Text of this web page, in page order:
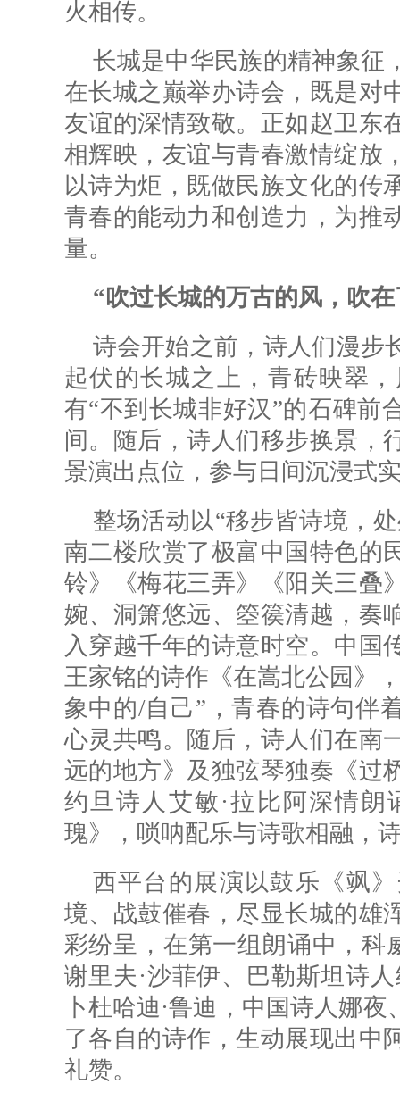
火相传。
长城是中华民族的精神象征
在长城之巅举办诗会，既是对
友谊的深情致敬。正如赵卫东
相辉映，友谊与青春激情绽放
以诗为炬，既做民族文化的传
青春的能动力和创造力，为推
量。
“吹过长城的万古的风，吹
诗会开始之前，诗人们漫步
起伏的长城之上，青砖映翠
有“不到长城非好汉”的石碑前
间。随后，诗人们移步换景，
景演出点位，参与日间沉浸式
整场活动以“移步皆诗境，
南二楼欣赏了极富中国特色的
铃》《梅花三弄》《阳关三叠
婉、洞箫悠远、箜篌清越，奏
入穿越千年的诗意时空。中国
王家铭的诗作《在嵩北公园》
象中的/自己”，青春的诗句伴
心灵共鸣。随后，诗人们在南
远的地方》及独弦琴独奏《过
约旦诗人艾敏·拉比阿深情
瑰》，唢呐配乐与诗歌相融，
西平台的展演以鼓乐《飒
境、战鼓催春，尽显长城的雄
彩纷呈，在第一组朗诵中，科
谢里夫·沙菲伊、巴勒斯坦诗
卜杜哈迪·鲁迪，中国诗人娜
了各自的诗作，生动展现出中
礼赞。